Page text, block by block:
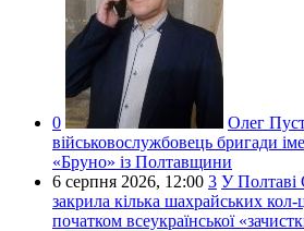
0 Олег
військовослужбовець бригади
«Бруно» із Полтавщини
6 серпня 2026, 12:00 3 У Полтаві
закрила кілька шахрайських кол-
початком всеукраїнської